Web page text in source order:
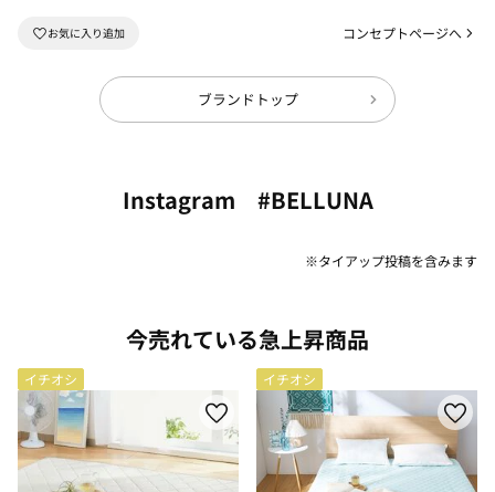
コンセプトページへ
ブランドトップ
Instagram #BELLUNA
※タイアップ投稿を含みます
今売れている急上昇商品
イチオシ イチオシ